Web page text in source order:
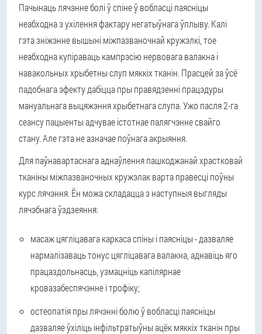
Пачынаць лячэнне болі ў спіне ў вобласці паясніцы
неабходна з ухілення фактару негатыўнага ўплыву. Калі
гэта зніжэнне вышыні міжпазваночнай кружэлкі, тое
неабходна купіраваць кампрэсію нервовага валакна і
навакольных хрыбетны слуп мяккіх тканін. Прасцей за ўсё
падобнага эфекту дабіцца пры правядзенні працэдуры
мануальнага выцяжэння хрыбетнага слупа. Ужо пасля 2-га
сеансу пацыенты адчувае істотнае палягчэнне свайго
стану. Але гэта не азначае поўнага акрыяння.
Для паўнавартаснага аднаўлення пашкоджанай храстковай
тканіны міжпазваночных кружэлак варта правесці поўны
курс лячэння. Ён можа складацца з наступныя выгляды
лячэбнага ўздзеяння:
масаж цягліцавага каркаса спіны і паясніцы - дазваляе
нармалізаваць тонус цягліцавага валакна, аднавіць яго
працаздольнасць, узмацніць капілярнае
кровазабеспячэнне і трофіку;
остеопатія пры лячэнні болю ў вобласці паясніцы
дазваляе ўхіліць інфільтратыўны ацёк мяккіх тканін пры